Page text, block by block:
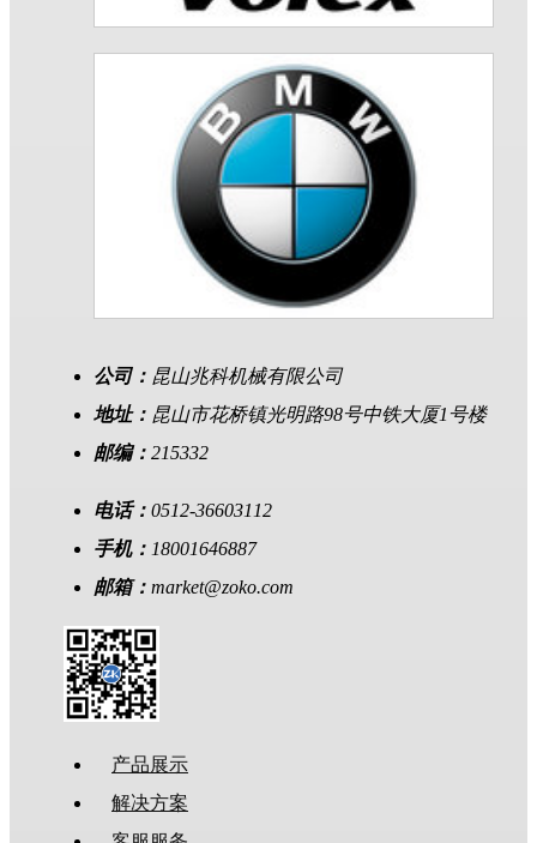
公司： 昆山兆科机械有限公司
地址： 昆山市花桥镇光明路98号中铁大厦1号楼
邮编： 215332
电话： 0512-36603112
手机： 18001646887
邮箱： market@zoko.com
产品展示
解决方案